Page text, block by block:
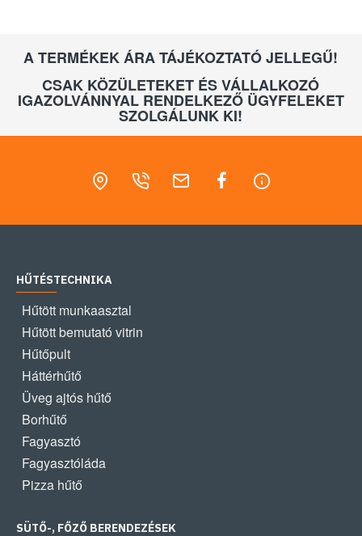
A TERMÉKEK ÁRA TÁJÉKOZTATÓ JELLEGŰ!
CSAK KÖZÜLETEKET ÉS VÁLLALKOZÓ
IGAZOLVÁNNYAL RENDELKEZŐ ÜGYFELEKET
SZOLGÁLUNK KI!
HŰTÉSTECHNIKA
Hűtött munkaasztal
Hűtött bemutató vitrin
Hűtőpult
Háttérhűtő
Üveg ajtós hűtő
Borhűtő
Fagyasztó
Fagyasztóláda
Pizza hűtő
SÜTŐ-, FŐZŐ BERENDEZÉSEK